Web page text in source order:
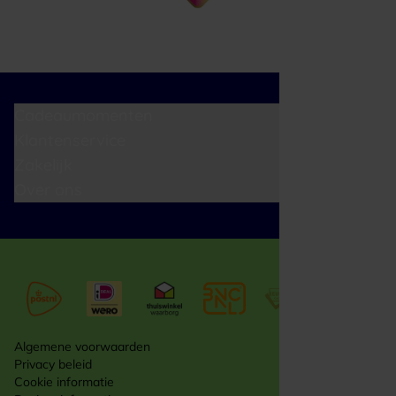
Algemene voorwaarden
Privacy beleid
Cookie informatie